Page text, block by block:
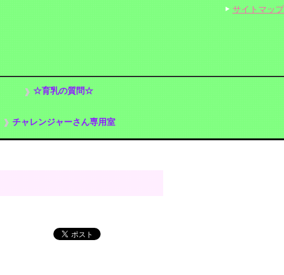
☆育乳の質問☆
チャレンジャーさん専用室
サイトマップ